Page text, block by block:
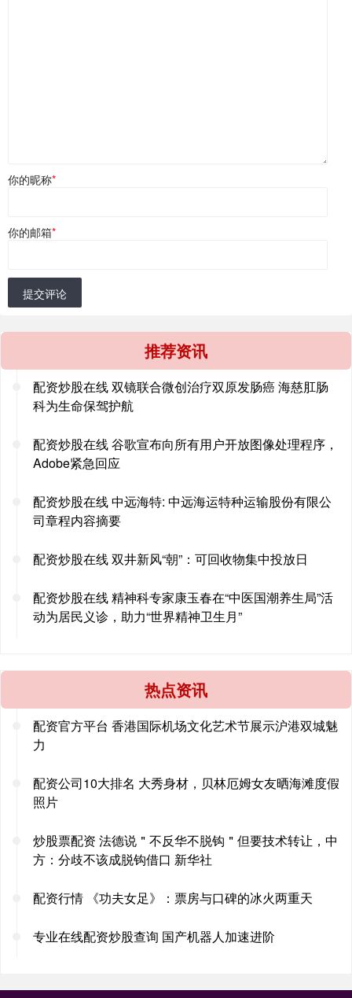
你的昵称*
你的邮箱*
提交评论
推荐资讯
配资炒股在线 双镜联合微创治疗双原发肠癌 海慈肛肠
科为生命保驾护航
配资炒股在线 谷歌宣布向所有用户开放图像处理程序，
Adobe紧急回应
配资炒股在线 中远海特: 中远海运特种运输股份有限公
司章程内容摘要
配资炒股在线 双井新风“朝”：可回收物集中投放日
配资炒股在线 精神科专家康玉春在“中医国潮养生局”活
动为居民义诊，助力“世界精神卫生月”
热点资讯
配资官方平台 香港国际机场文化艺术节展示沪港双城魅
力
配资公司10大排名 大秀身材，贝林厄姆女友晒海滩度假
照片
炒股票配资 法德说＂不反华不脱钩＂但要技术转让，中
方：分歧不该成脱钩借口 新华社
配资行情 《功夫女足》：票房与口碑的冰火两重天
专业在线配资炒股查询 国产机器人加速进阶